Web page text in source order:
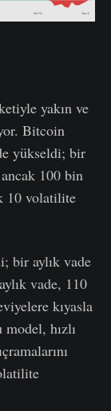
yakın ve
Bitcoin
yükseldi; bir
100 bin
10 volatilite
bir aylık vade
vade, 110
kıyasla
hızlı